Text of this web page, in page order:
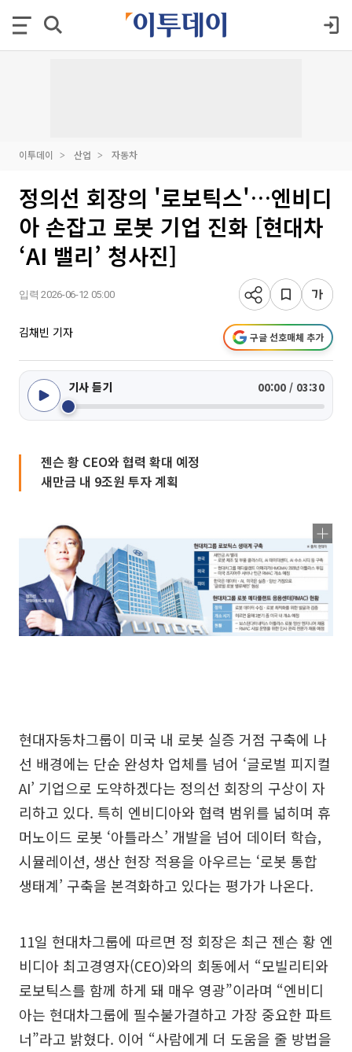
이투데이 산업 자동차
정의선 회장의 '로보틱스'…엔비디
아 손잡고 로봇 기업 진화 [현대차
‘AI 밸리’ 청사진]
입력 2026-06-12 05:00
김채빈 기자 구글 선호매체 추가
기사 듣기 00:00 / 03:30
젠슨 황 CEO와 협력 확대 예정
새만금 내 9조원 투자 계획
현대자동차그룹이 미국 내 로봇 실증 거점 구축에 나
선 배경에는 단순 완성차 업체를 넘어 ‘글로벌 피지컬
AI’ 기업으로 도약하겠다는 정의선 회장의 구상이 자
리하고 있다. 특히 엔비디아와 협력 범위를 넓히며 휴
머노이드 로봇 ‘아틀라스’ 개발을 넘어 데이터 학습,
시뮬레이션, 생산 현장 적용을 아우르는 ‘로봇 통합
생태계’ 구축을 본격화하고 있다는 평가가 나온다.
11일 현대차그룹에 따르면 정 회장은 최근 젠슨 황 엔
비디아 최고경영자(CEO)와의 회동에서 “모빌리티와
로보틱스를 함께 하게 돼 매우 영광”이라며 “엔비디
아는 현대차그룹에 필수불가결하고 가장 중요한 파트
너”라고 밝혔다. 이어 “사람에게 더 도움을 줄 방법을